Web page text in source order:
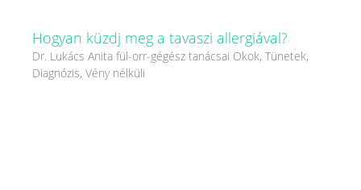
Hogyan küzdj meg a tavaszi allergiával?
Dr. Lukács Anita fül-orr-gégész tanácsai Okok, Tünetek,
Diagnózis, Vény nélküli